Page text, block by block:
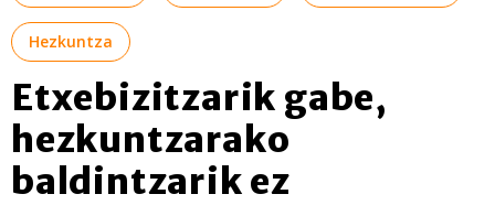
Hezkuntza
Etxebizitzarik gabe,
hezkuntzarako
baldintzarik ez